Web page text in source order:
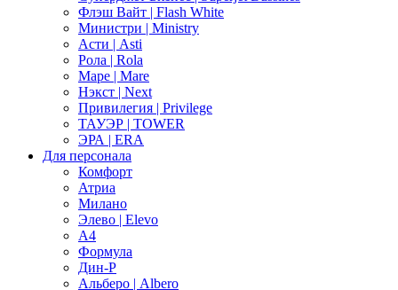
Флэш Вайт | Flash White
Министри | Ministry
Асти | Asti
Рола | Rola
Маре | Mare
Нэкст | Next
Привилегия | Privilege
ТАУЭР | TOWER
ЭРА | ERA
Для персонала
Комфорт
Атриа
Милано
Элево | Elevo
А4
Формула
Дин-Р
Альберо | Albero